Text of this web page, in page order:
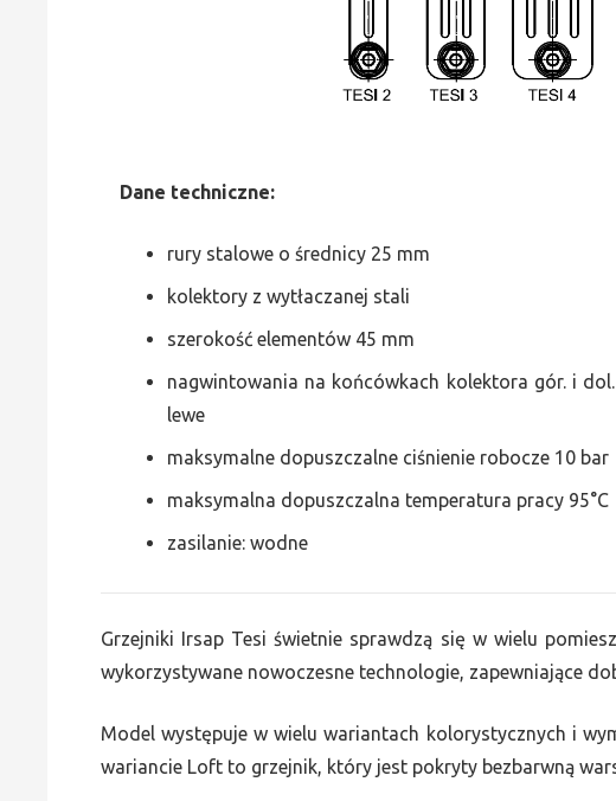
Dane techniczne:
rury stalowe o średnicy 25 mm
kolektory z wytłaczanej stali
szerokość elementów 45 mm
nagwintowania na końcówkach kolektora gór. i
lewe
maksymalne dopuszczalne ciśnienie robocze 10 bar
maksymalna dopuszczalna temperatura pracy 95°C
zasilanie: wodne
Grzejniki Irsap Tesi świetnie sprawdzą się w wielu
wykorzystywane nowoczesne technologie, zapewniające
Model występuje w wielu wariantach kolorystycznych i
wariancie Loft to grzejnik, który jest pokryty bezbarwną